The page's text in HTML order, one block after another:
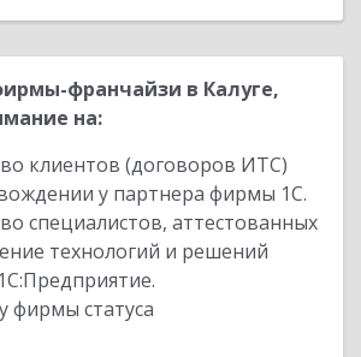
франчайзи в Калуге,
на:
клиентов (договоров ИТС)
у партнера фирмы 1С.
специалистов, аттестованных
технологий и решений
фирмы статуса